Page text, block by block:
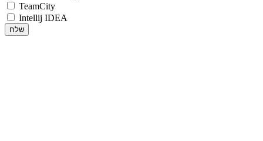
TeamCity
Intellij IDEA